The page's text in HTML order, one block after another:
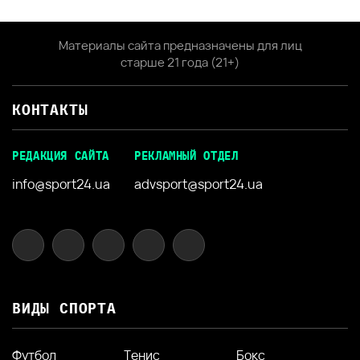
Материалы сайта предназначены для лиц
старше 21 года (21+)
КОНТАКТЫ
РЕДАКЦИЯ САЙТА
info@sport24.ua
РЕКЛАМНЫЙ ОТДЕЛ
advsport@sport24.ua
ВИДЫ СПОРТА
Футбол Тенис Бокс